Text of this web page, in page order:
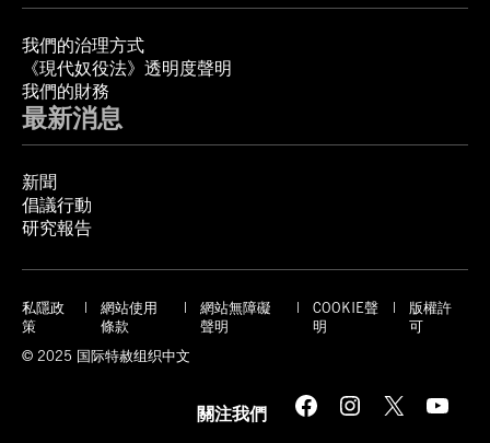
我們的治理方式
《現代奴役法》透明度聲明
我們的財務
最新消息
新聞
倡議行動
研究報告
私隱政
策
網站使用
條款
網站無障礙
聲明
COOKIE聲
明
版權許
可
© 2025 国际特赦组织中文
關注我們 Facebook Instagram X YouTube